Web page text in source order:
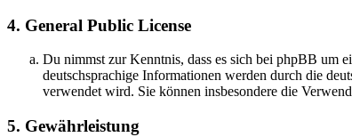
4. General Public License
Du nimmst zur Kenntnis, dass es sich bei phpBB um
deutschsprachige Informationen werden durch die
verwendet wird. Sie können insbesondere die
5. Gewährleistung